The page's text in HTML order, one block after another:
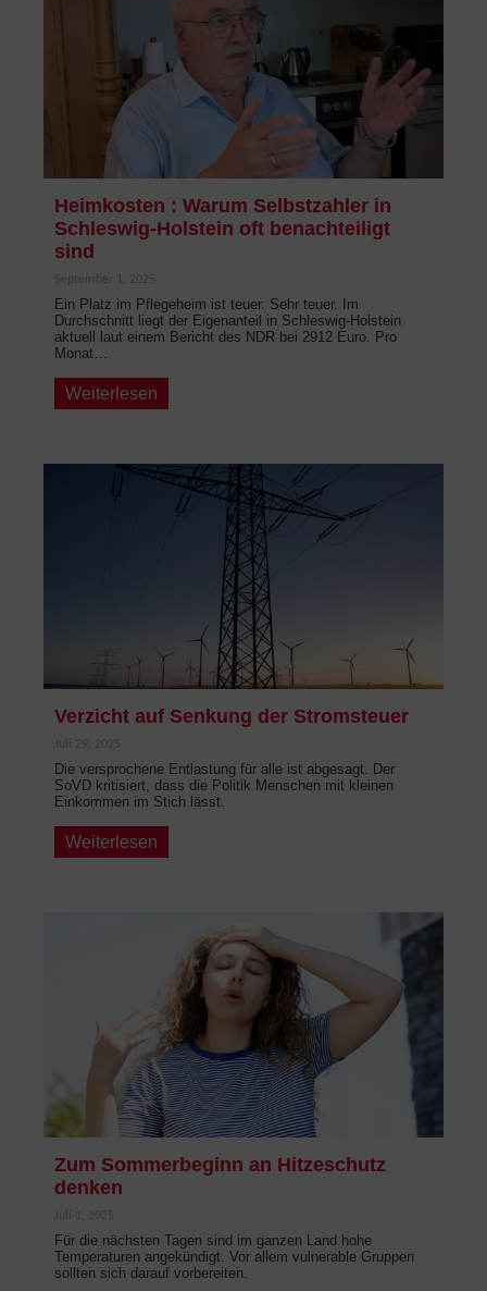
Heimkosten : Warum Selbstzahler in
Schleswig-Holstein oft benachteiligt
sind
September 1, 2025
Ein Platz im Pflegeheim ist teuer. Sehr teuer. Im
Durchschnitt liegt der Eigenanteil in Schleswig-Holstein
aktuell laut einem Bericht des NDR bei 2912 Euro. Pro
Monat…
Weiterlesen
Verzicht auf Senkung der Stromsteuer
Juli 29, 2025
Die versprochene Entlastung für alle ist abgesagt. Der
SoVD kritisiert, dass die Politik Menschen mit kleinen
Einkommen im Stich lässt.
Weiterlesen
Zum Sommerbeginn an Hitzeschutz
denken
Juli 1, 2025
Für die nächsten Tagen sind im ganzen Land hohe
Temperaturen angekündigt. Vor allem vulnerable Gruppen
sollten sich darauf vorbereiten.